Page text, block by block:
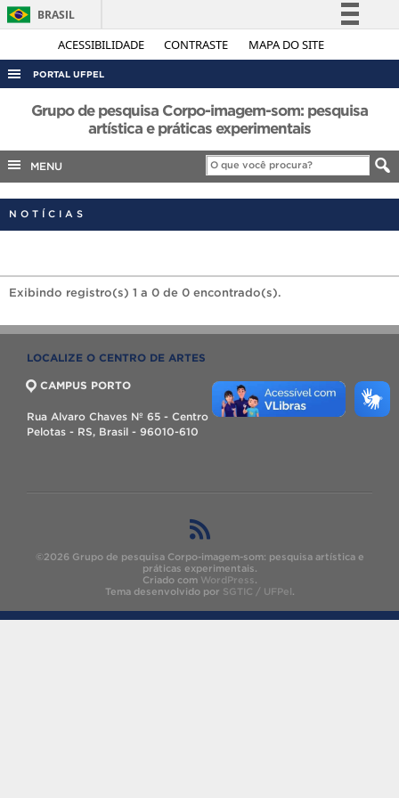
ACESSIBILIDADE CONTRASTE MAPA DO SITE
BRASIL
Simplifique!
Acesso à informação
Legislação
Canais
PORTAL UFPEL
ACESSO À INFORMAÇÃO
COBALTO
OUVIDORIA
Grupo de pesquisa Corpo-imagem-som: pesquisa
artística e práticas experimentais
MENU
NOTÍCIAS
Exibindo registro(s) 1 a 0 de 0 encontrado(s).
LOCALIZE O CENTRO DE ARTES
CAMPUS PORTO
Rua Alvaro Chaves Nº 65 - Centro
Pelotas - RS, Brasil - 96010-610
©2026 Grupo de pesquisa Corpo-imagem-som: pesquisa artística e
práticas experimentais.
Criado com WordPress.
Tema desenvolvido por SGTIC / UFPel.